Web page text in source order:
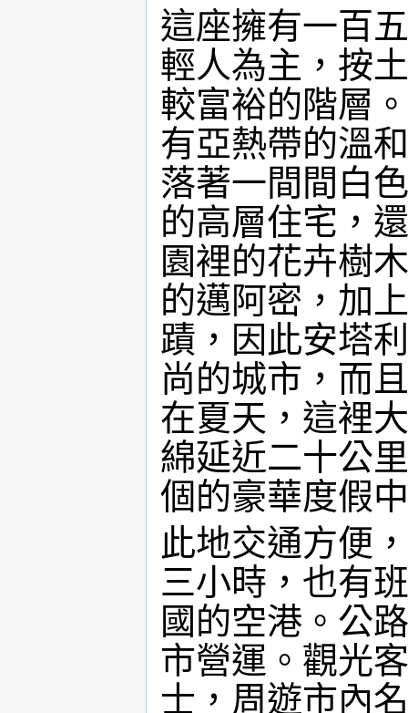
這座擁有一百
輕人為主，按
較富裕的階層
有亞熱帶的溫
落著一間間白
的高層住宅，
園裡的花卉樹
的邁阿密，加
蹟，因此安塔
尚的城市，而
在夏天，這裡
綿延近二十公
個的豪華度假
此地交通方便
三小時，也有
國的空港。公
市營運。觀光
士，周遊市內